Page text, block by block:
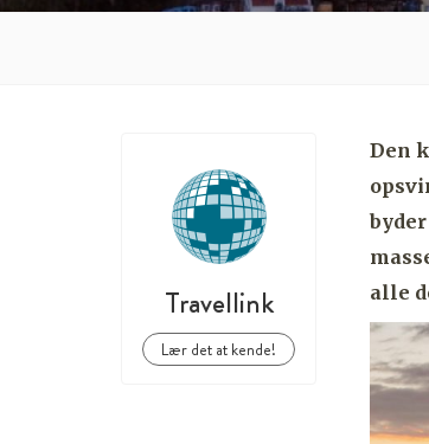
Travellink
Lær det at kende!
Den
alle